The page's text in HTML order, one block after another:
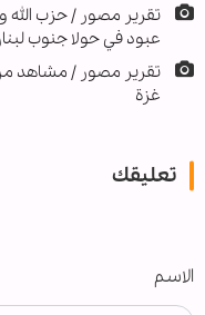
تقرير مصور / حزب
عبود في حولا جنوب
تقرير مصور / مشاهد
غزة
تعليقك
الاسم